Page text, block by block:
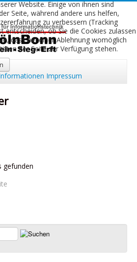
gefunden
Website. Einige von ihnen sind
Seite, während andere uns helfen,
zu verbessern (Tracking
entscheiden, ob Sie die Cookies zulassen
dass bei einer Ablehnung womöglich
der Seite zur Verfügung stehen.
Impressum